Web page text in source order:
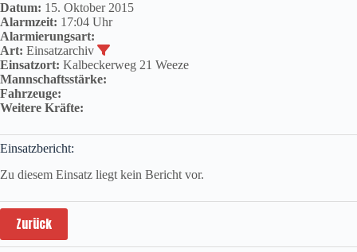
Datum: 15. Oktober 2015
Alarmzeit: 17:04 Uhr
Alarmierungsart:
Art: Einsatzarchiv
Einsatzort: Kalbeckerweg 21 Weeze
Mannschaftsstärke:
Fahrzeuge:
Weitere Kräfte:
Einsatzbericht:
Zu diesem Einsatz liegt kein Bericht vor.
Zurück